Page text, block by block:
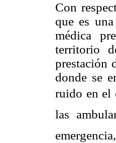
Con
que es
médica
territorio
prestación
donde se
ruido en el
las